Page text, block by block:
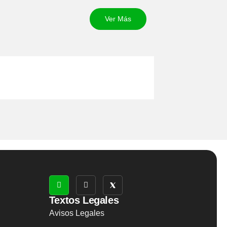
Ver Más
Textos Legales
Avisos Legales